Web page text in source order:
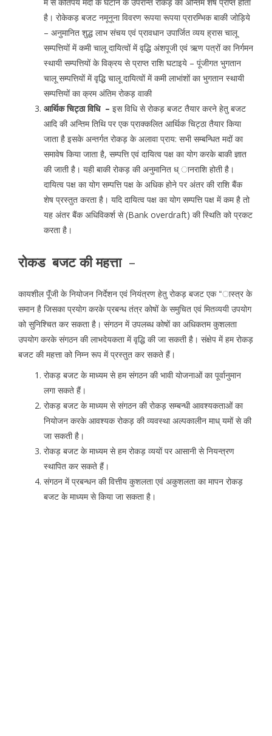
में से कतिपय मदों के घटाने के उपरान्त रोकड़ का अन्तिम शेष प्राप्त होता
है। रोकेकड़ बजट नमूनूना विवरण रूपया रूपया प्रारम्भिक बाकी जोड़िये
– अनुमानित शुद्ध लाभ संचय एवं प्रावधान उपार्जित व्यय ह्रास चालू
सम्पत्तियों में कमी चालू दायित्वों में वृद्धि अंशपूजी एवं ऋण पत्रों का निर्गमन
स्थायी सम्पत्तियों के विक्रय से प्राप्त राशि घटाइये – पूंजीगत भुगतान
चालू सम्पत्तियों में वृद्धि चालू दायित्वों में कमी लाभांशों का भुगतान स्थायी
सम्पत्तियों का क्रम अंतिम रोकड़ वाकी
आर्थिक चिट्ठा विधि – इस विधि से रोकड़ बजट तैयार करने हेतु बजट
आदि की अन्तिम तिथि पर एक प्राक्कलित आर्थिक चिट्ठा तैयार किया
जाता है इसके अन्तर्गत रोकड़ के अलावा प्राय: सभी सम्बन्धित मदों का
समावेष किया जाता है, सम्पत्ति एवं दायित्व पक्ष का योग करके बाकी ज्ञात
की जाती है। यही बाकी रोकड़ की अनुमानित ध् ानराशि होती है।
दायित्व पक्ष का योग सम्पत्ति पक्ष के अधिक होने पर अंतर की राशि बैंक
शेष प्रस्तुत करता है। यदि दायित्व पक्ष का योग सम्पत्ति पक्ष में कम है तो
यह अंतर बैंक अधिविकर्श से (Bank overdraft) की स्थिति को प्रकट
करता है।
रोकड बजट की महत्ता –
कायशील पूॅंजी के नियोजन निर्देशन एवं नियंत्रण हेतु रोकड़ बजट एक “ास्त्र के
समान है जिसका प्रयोग करके प्रबन्ध तंत्र कोषों के समुचित एवं मितव्ययी उपयोग
को सुनिश्चित कर सकता है। संगठन में उपलब्ध कोषों का अधिकतम कुशलता
उपयोग करके संगठन की लाभदेयकता में वृद्धि की जा सकती है। संक्षेप में हम रोकड़
बजट की महत्ता को निम्न रूप में प्रस्तुत कर सकते हैं।
रोकड़ बजट के माध्यम से हम संगठन की भावी योजनाओं का पूर्वानुमान
लगा सकते हैं।
रोकड़ बजट के माध्यम से संगठन की रोकड़ सम्बन्धी आवश्यकताओं का
नियोजन करके आवश्यक रोकड़ की व्यवस्था अल्पकालीन माध् यमों से की
जा सकती है।
रोकड़ बजट के माध्यम से हम रोकड़ व्ययों पर आसानी से नियन्त्रण
स्थापित कर सकते हैं।
संगठन में प्रबन्धन की वित्तीय कुशलता एवं अकुशलता का मापन रोकड़
बजट के माध्यम से किया जा सकता है।